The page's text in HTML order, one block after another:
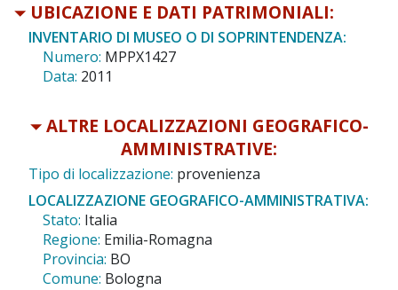
UBICAZIONE E DATI PATRIMONIALI:
INVENTARIO DI MUSEO O DI SOPRINTENDENZA:
Numero: MPPX1427
Data: 2011
ALTRE LOCALIZZAZIONI GEOGRAFICO-
AMMINISTRATIVE:
Tipo di localizzazione: provenienza
LOCALIZZAZIONE GEOGRAFICO-AMMINISTRATIVA:
Stato: Italia
Regione: Emilia-Romagna
Provincia: BO
Comune: Bologna